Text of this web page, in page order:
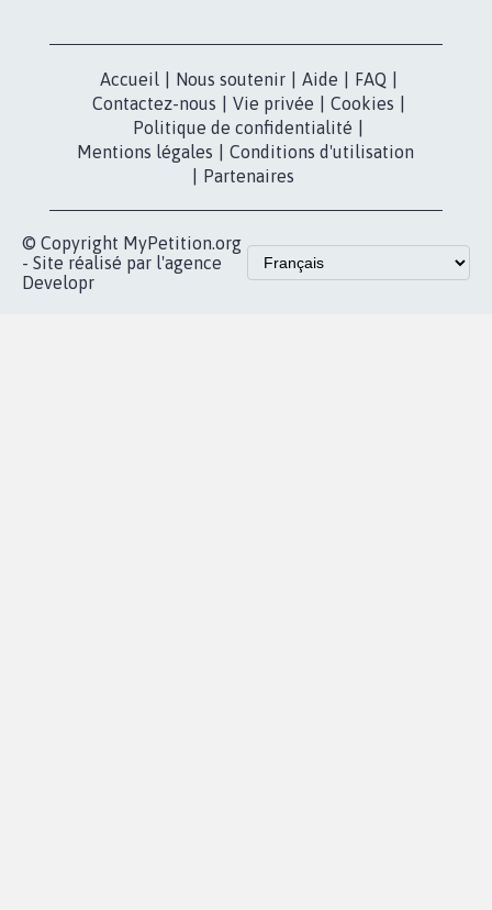
Accueil Nous soutenir Aide FAQ
Contactez-nous
Vie privée Cookies
Politique de confidentialité
Mentions légales
Conditions d'utilisation
Partenaires
© Copyright MyPetition.org
- Site réalisé par l'agence
Developr